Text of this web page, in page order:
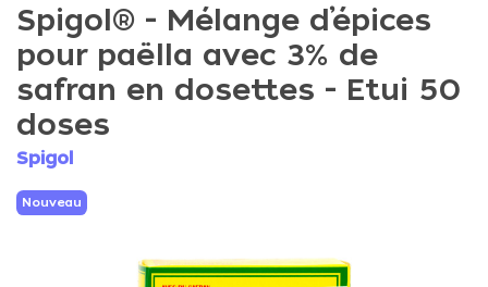
Spigol® - Mélange d’épices
pour paëlla avec 3% de
safran en dosettes - Etui 50
doses
Spigol
Nouveau